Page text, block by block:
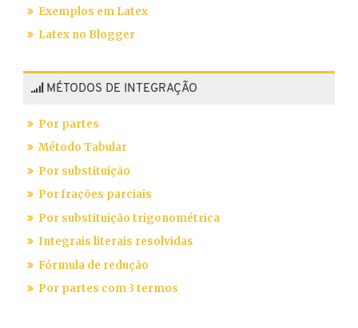
Exemplos em Latex
Latex no Blogger
MÉTODOS DE INTEGRAÇÃO
Por partes
Método Tabular
Por substituição
Por frações parciais
Por substituição trigonométrica
Integrais literais resolvidas
Fórmula de redução
Por partes com 3 termos